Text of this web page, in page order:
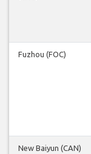
Fuzhou (FOC)
New Baiyun (CAN)